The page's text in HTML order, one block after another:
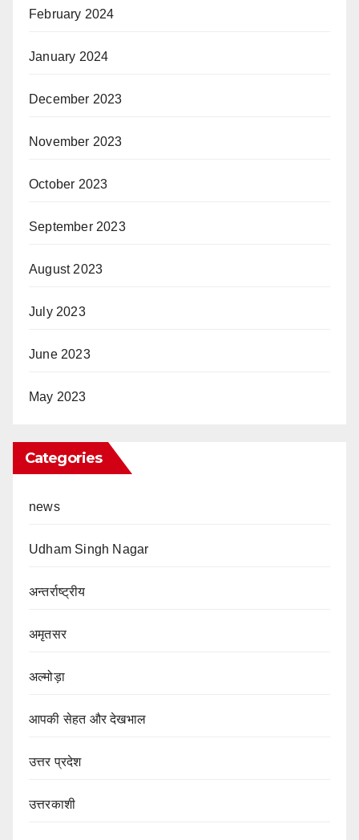
February 2024
January 2024
December 2023
November 2023
October 2023
September 2023
August 2023
July 2023
June 2023
May 2023
Categories
news
Udham Singh Nagar
अन्तर्राष्ट्रीय
अमृतसर
अल्मोड़ा
आपकी सेहत और देखभाल
उत्तर प्रदेश
उत्तरकाशी